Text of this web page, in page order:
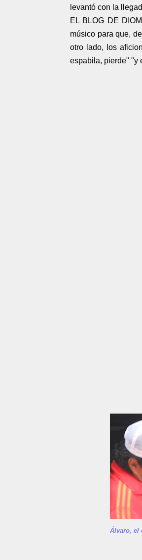
levantó con la
EL BLOG DE
músico para que,
otro lado, los
espabila, pierde" "y
Álvaro, el